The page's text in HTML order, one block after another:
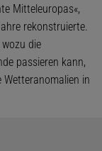
Mitteleuropas«,
rekonstruierte.
die
passieren kann,
Wetteranomalien in